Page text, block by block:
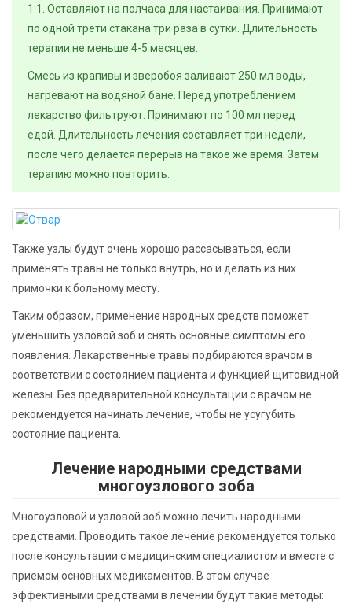
1:1. Оставляют на полчаса для настаивания. Принимают
по одной трети стакана три раза в сутки. Длительность
терапии не меньше 4-5 месяцев.
Смесь из крапивы и зверобоя заливают 250 мл воды,
нагревают на водяной бане. Перед употреблением
лекарство фильтруют. Принимают по 100 мл перед
едой. Длительность лечения составляет три недели,
после чего делается перерыв на такое же время. Затем
терапию можно повторить.
Также узлы будут очень хорошо рассасываться, если
применять травы не только внутрь, но и делать из них
примочки к больному месту.
Таким образом, применение народных средств поможет
уменьшить узловой зоб и снять основные симптомы его
появления. Лекарственные травы подбираются врачом в
соответствии с состоянием пациента и функцией щитовидной
железы. Без предварительной консультации с врачом не
рекомендуется начинать лечение, чтобы не усугубить
состояние пациента.
Лечение народными средствами
многоузлового зоба
Многоузловой и узловой зоб можно лечить народными
средствами. Проводить такое лечение рекомендуется только
после консультации с медицинским специалистом и вместе с
приемом основных медикаментов. В этом случае
эффективными средствами в лечении будут такие методы: